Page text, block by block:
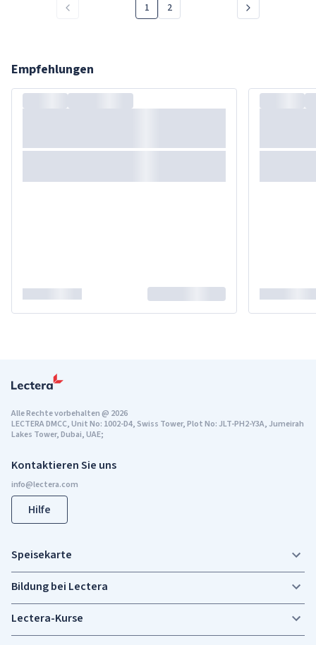
1 2
Empfehlungen
Kontaktieren Sie uns
Hilfe
Alle Rechte vorbehalten@ 2026
LECTERA DMCC, Unit No: 1002-D4, Swiss Tower, Plot No: JLT-PH2-Y3A, Jumeirah
Lakes Tower, Dubai, UAE;
Speisekarte
Bildung bei Lectera
Lectera-Kurse